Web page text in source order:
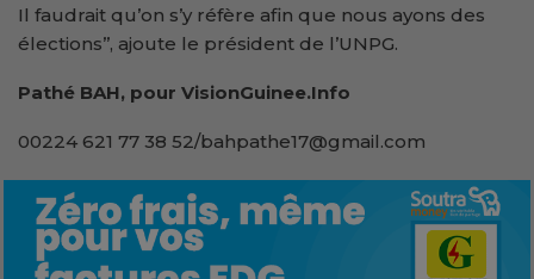
Il faudrait qu’on s’y réfère afin que nous ayons des
élections’’, ajoute le président de l’UNPG.
Pathé BAH, pour VisionGuinee.Info
00224 621 77 38 52/bahpathe17@gmail.com